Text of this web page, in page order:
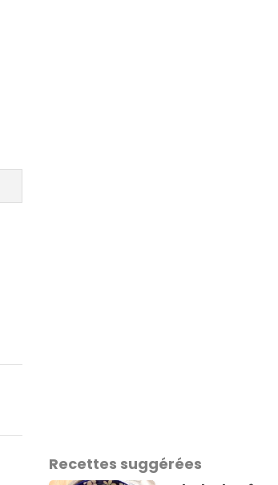
Recettes suggérées